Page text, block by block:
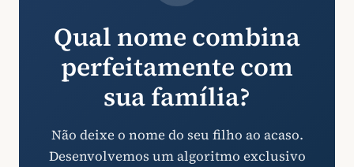
Qual nome combina
perfeitamente com
sua família?
Não deixe o nome do seu filho ao acaso.
Desenvolvemos um algoritmo exclusivo